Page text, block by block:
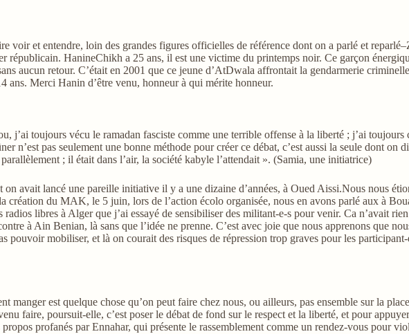
voir et entendre, loin des grandes figures officielles de référence dont on a parlé et
HanineChikh a 25 ans, il est une victime du printemps noir. Ce garçon
aucun retour. C’était en 2001 que ce jeune d’AtDwala affrontait la gendarmerie
ans. Merci Hanin d’être venu, honneur à qui mérite honneur.
j’ai toujours vécu le ramadan fasciste comme une terrible offense à la liberté ; j’ai
pas seulement une bonne méthode pour créer ce débat, c’est aussi la seule dont on
; il était dans l’air, la société kabyle l’attendait ». (Samia, une initiatrice)
avait lancé une pareille initiative il y a une dizaine d’années, à Oued Aissi.Nous nous
création du MAK, le 5 juin, lors de l’action écolo organisée, nous en avons parlé aux à
libres à Alger que j’ai essayé de sensibiliser des militant-e-s pour venir. Ca n’avait
à Ain Benian, là sans que l’idée ne prenne. C’est avec joie que nous apprenons que
pouvoir mobiliser, et là on courait des risques de répression trop graves pour les
manger est quelque chose qu’on peut faire chez nous, ou ailleurs, pas ensemble sur la
faire, poursuit-elle, c’est poser le débat de fond sur le respect et la liberté, et pour
profanés par Ennahar, qui présente le rassemblement comme un rendez-vous pour